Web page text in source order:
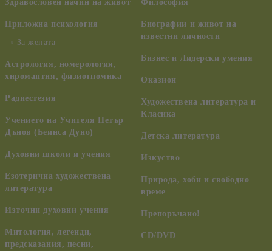
Здравословен начин на живот
Приложна психология
За жената
Астрология, номерология,
хиромантия, физиогномика
Радиестезия
Учението на Учителя Петър
Дънов (Беинса Дуно)
Духовни школи и учения
Езотерична художествена
литература
Източни духовни учения
Митология, легенди,
предсказания, песни,
Философия
Биографии и живот на
известни личности
Бизнес и Лидерски умения
Оказион
Художествена литература и
Класика
Детска литература
Изкуство
Природа, хоби и свободно
време
Препоръчано!
CD/DVD